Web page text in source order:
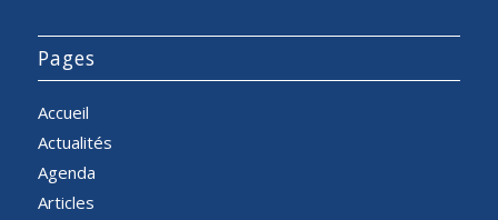
Pages
Accueil
Actualités
Agenda
Articles